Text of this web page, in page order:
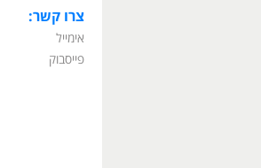
צרו קשר:
אימייל
פייסבוק